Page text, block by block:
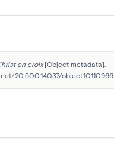
en croix [Object metadata].
20.500.14037/object.10110966